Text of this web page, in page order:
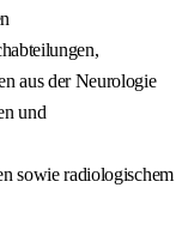
aus der Neurologie
und
sowie radiologischem